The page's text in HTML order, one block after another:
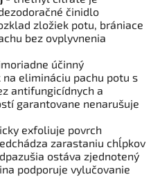
činidlo
zložiek potu, brániace
bez ovplyvnenia
účinný
elimináciu pachu potu s
antifungicídnych a
garantovane nenarušuje
exfoliuje povrch
zarastaniu chĺpkov
ostáva zjednotený
podporuje vylučovanie